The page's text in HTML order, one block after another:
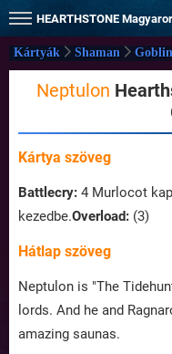
HEARTHSTONE
Kártyák Shaman
Neptulon
Kártya szöveg
Battlecry: 4 Murlocot
kezedbe.Overload: (3)
Hátlap szöveg
Neptulon is "The
lords. And he and
amazing saunas.